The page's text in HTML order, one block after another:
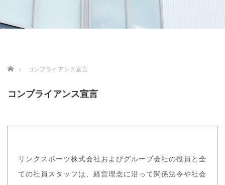
ホーム コンプライアンス宣言
コンプライアンス宣言
リンクスポーツ株式会社およびグループ会社の役員と全
ての社員スタッフは、経営理念に沿って関係法令や社会